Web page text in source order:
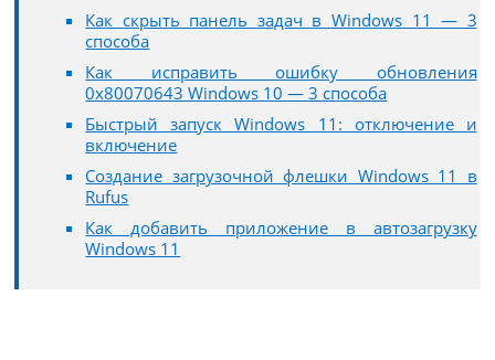
Как скрыть панель задач в Windows 11 — 3
способа
Как исправить ошибку обновления
0x80070643 Windows 10 — 3 способа
Быстрый запуск Windows 11: отключение и
включение
Создание загрузочной флешки Windows 11 в
Rufus
Как добавить приложение в автозагрузку
Windows 11